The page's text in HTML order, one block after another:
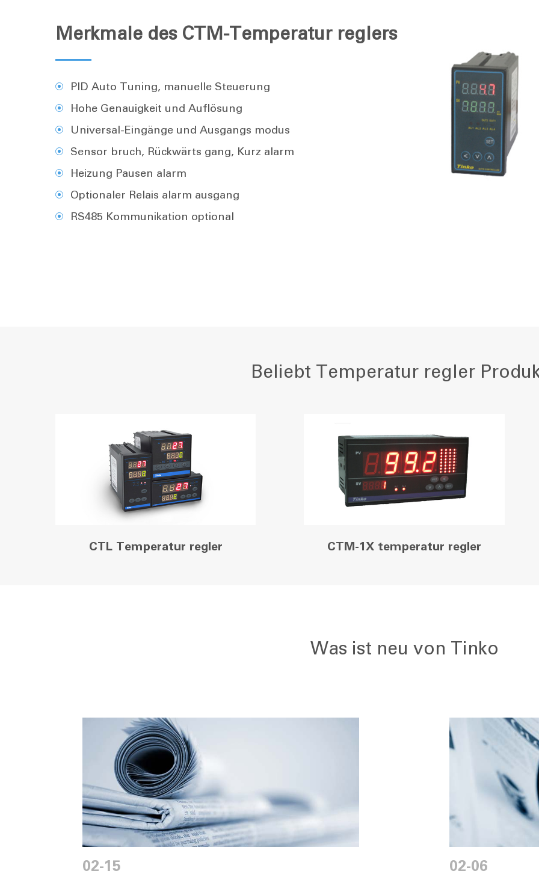
Merkmale des CTM-Temperatur reglers
PID Auto Tuning, manuelle Steuerung
Hohe Genauigkeit und Auflösung
Universal-Eingänge und Ausgangs modus
Sensor bruch, Rückwärts gang, Kurz alarm
Heizung Pausen alarm
Optionaler Relais alarm ausgang
RS485 Kommunikation optional
Beliebt Temperatur regler
CTL Temperatur regler CTM-1X temperatur regler
Was ist neu von Tinko
02-15 02-06